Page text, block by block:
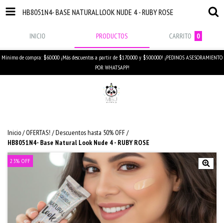
HB8051N4- BASE NATURAL LOOK NUDE 4 - RUBY ROSE
INICIO PRODUCTOS CARRITO 0
Mínimo de compra: $60.000 ¡Más descuentos a partir de $170.000 y $500.000! ¡PEDINOS ASESORAMIENTO
POR WHATSAPP!
Inicio/ OFERTAS! /Descuentos hasta 50% OFF/
HB8051N4- Base Natural Look Nude 4 - RUBY ROSE
23% OFF